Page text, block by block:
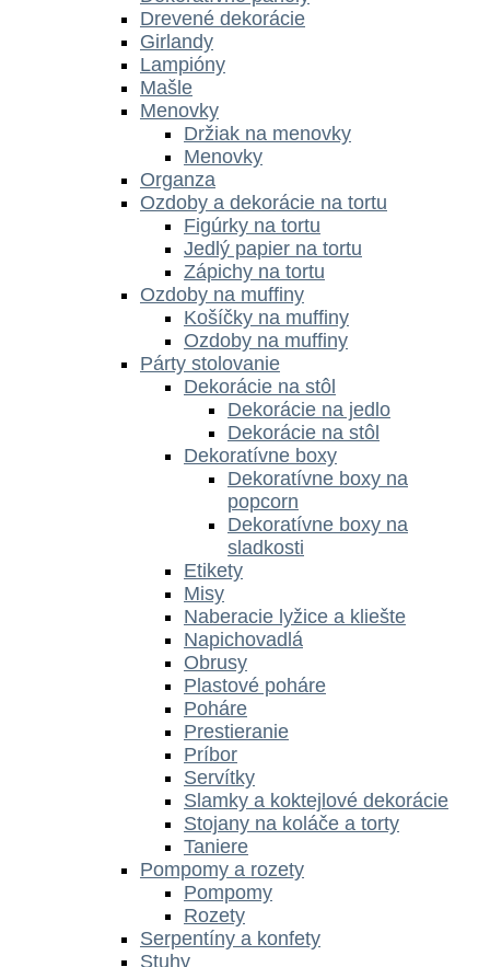
Drevené dekorácie
Girlandy
Lampióny
Mašle
Menovky
Držiak na menovky
Menovky
Organza
Ozdoby a dekorácie na tortu
Figúrky na tortu
Jedlý papier na tortu
Zápichy na tortu
Ozdoby na muffiny
Košíčky na muffiny
Ozdoby na muffiny
Párty stolovanie
Dekorácie na stôl
Dekorácie na jedlo
Dekorácie na stôl
Dekoratívne boxy
Dekoratívne boxy na
popcorn
Dekoratívne boxy na
sladkosti
Etikety
Misy
Naberacie lyžice a kliešte
Napichovadlá
Obrusy
Plastové poháre
Poháre
Prestieranie
Príbor
Servítky
Slamky a koktejlové dekorácie
Stojany na koláče a torty
Taniere
Pompomy a rozety
Pompomy
Rozety
Serpentíny a konfety
Stuhy